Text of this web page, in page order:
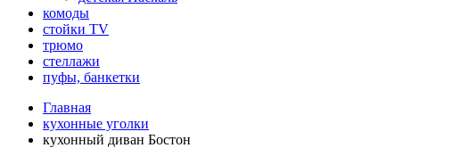
комоды
стойки TV
трюмо
стеллажи
пуфы, банкетки
Главная
кухонные уголки
кухонный диван Бостон